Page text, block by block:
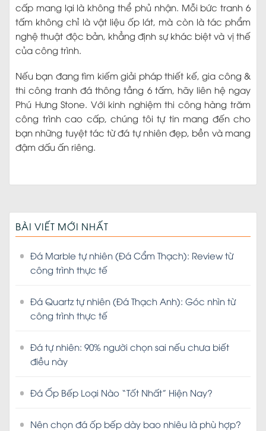
cấp mang lại là không thể phủ nhận. Mỗi bức tranh 6
tấm không chỉ là vật liệu ốp lát, mà còn là tác phẩm
nghệ thuật độc bản, khẳng định sự khác biệt và vị thế
của công trình.
Nếu bạn đang tìm kiếm giải pháp thiết kế, gia công &
thi công tranh đá thông tầng 6 tấm, hãy liên hệ ngay
Phú Hưng Stone. Với kinh nghiệm thi công hàng trăm
công trình cao cấp, chúng tôi tự tin mang đến cho
bạn những tuyệt tác từ đá tự nhiên đẹp, bền và mang
đậm dấu ấn riêng.
BÀI VIẾT MỚI NHẤT
Đá Marble tự nhiên (Đá Cẩm Thạch): Review từ
công trình thực tế
Đá Quartz tự nhiên (Đá Thạch Anh): Góc nhìn từ
công trình thực tế
Đá tự nhiên: 90% người chọn sai nếu chưa biết
điều này
Đá Ốp Bếp Loại Nào “Tốt Nhất” Hiện Nay?
Nên chọn đá ốp bếp dày bao nhiêu là phù hợp?